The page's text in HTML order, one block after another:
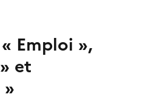
« Emploi »,
» et
»